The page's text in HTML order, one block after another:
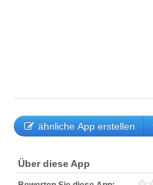
ähnliche App erstellen
Über diese App